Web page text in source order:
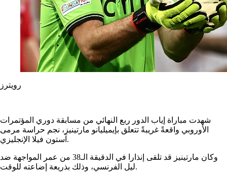
رويترز
شهدت مباراة إياب الدور ربع النهائي من مسابقة دوري المؤتمرات
الأوروبي واقعةً غريبةً تتعلق بإيميليانو مارتينيز، نجم حراسة مرمى
آستون فيلا الإنجليزي.
وكان مارتينيز قد تلقى إنذارا في الدقيقة الـ38 من عمر المواجهة ضد
ليل الفرنسي، وذلك بذريعة إضاعته للوقت.